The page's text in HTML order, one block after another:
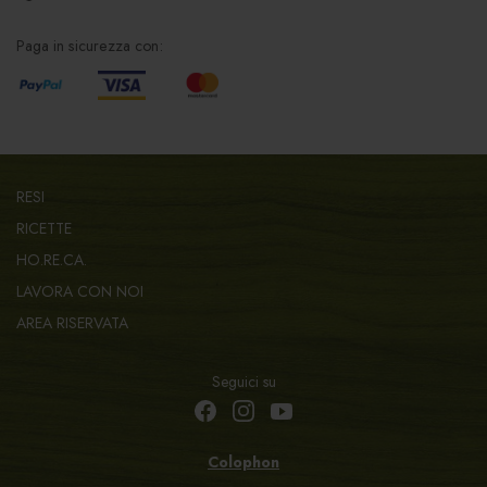
Paga in sicurezza con:
RESI
RICETTE
HO.RE.CA.
LAVORA CON NOI
AREA RISERVATA
Seguici su
Colophon